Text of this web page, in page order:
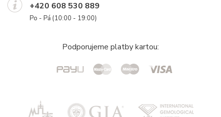
+420 608 530 889
Po - Pá (10:00 - 19:00)
Podporujeme platby kartou: